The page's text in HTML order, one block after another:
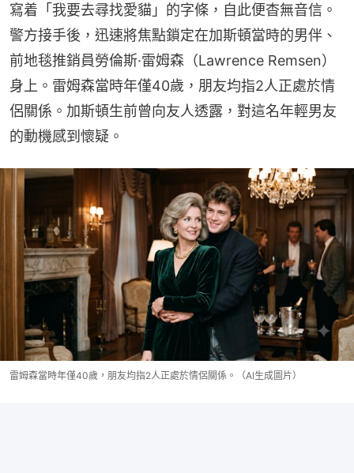
寫着「我要去尋找愛貓」的字條，自此便杳無音信。
警方接手後，迅速將焦點鎖定在加斯頓當時的男伴、
前地毯推銷員勞倫斯·雷姆森（Lawrence Remsen）
身上。雷姆森當時年僅40歲，朋友均指2人正處於情
侶關係。加斯頓生前曾向友人透露，對這名年輕男友
的動機感到懷疑。
雷姆森當時年僅40歲，朋友均指2人正處於情侶關係。（AI生成圖片）